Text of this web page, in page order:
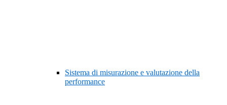
Sistema di misurazione e valutazione della
performance